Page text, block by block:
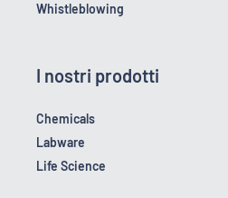
Whistleblowing
I nostri prodotti
Chemicals
Labware
Life Science